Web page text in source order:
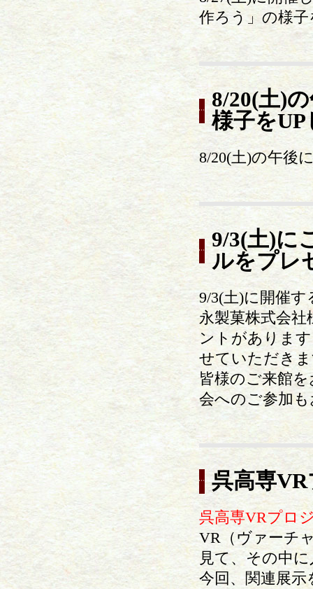
作ろう」の様
8/20(土)
様子を
8/20(土)の午後
9/3(土)に
ルをプレ
9/3(土)に開催
永製菓株式会
ントがありま
せていただき
皆様のご来館
会へのご参加
呉高専
呉高専VRプロ
VR（ヴァーチ
見て、その中
今回、関連展